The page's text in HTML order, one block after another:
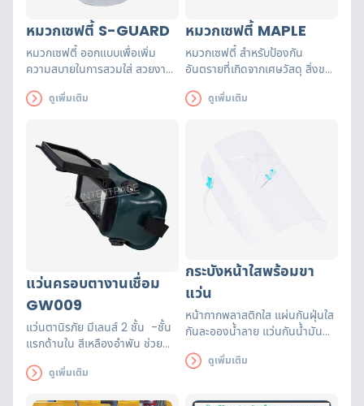
หมวกเซฟตี้ S-GUARD
หมวกเซฟตี้ ออกแบบเพื่อเพิ่ม
ความสบายในการสวมใส่ สวยงาม
ระหว่างการสวมใส่หมวกนิรภัยรุ่นนี้
ดูเพิ่มเติม
หมวกเซฟตี้ MAPLE
หมวกเซฟตี้ สำหรับป้องกัน
อันตรายที่เกิดจากเศษวัสดุ สิ่งของ
งาน ดูเพิ่มเติม
แว่นครอบตางานเชื่อม
GW009
แว่นตานิรภัย มีเลนส์ 2 ชั้น -ชั้น
แรกด้านใน สีเหลืองอำพัน ช่วย
ต่างของสีให้ชัดขึ้น โดยเฉพาะในที่
ดูเพิ่มเติม
กระบังหน้าใสพร้อมขา
แว่น
หน้ากากพลาสติกใส แผ่นกันฝุ่นใส
กันละอองน้ำลาย แว่นกันน้ำมัน
งานบ้าน ฟิล์มใสกันน้ำ ปิดหน้า
ดูเพิ่มเติม